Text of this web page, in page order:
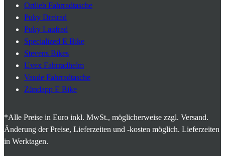
Ortlieb Fahrradtasche
Puky Dreirad
Puky Laufrad
Specialized E Bike
Stevens Bikes
Uvex Fahrradhelm
Vaude Fahrradtasche
Zündapp E Bike
*Alle Preise in Euro inkl. MwSt., möglicherweise zzgl. Versand.
Änderung der Preise, Lieferzeiten und -kosten möglich. Lieferzeiten
in Werktagen.